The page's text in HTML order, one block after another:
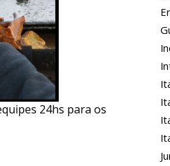
24hs para os